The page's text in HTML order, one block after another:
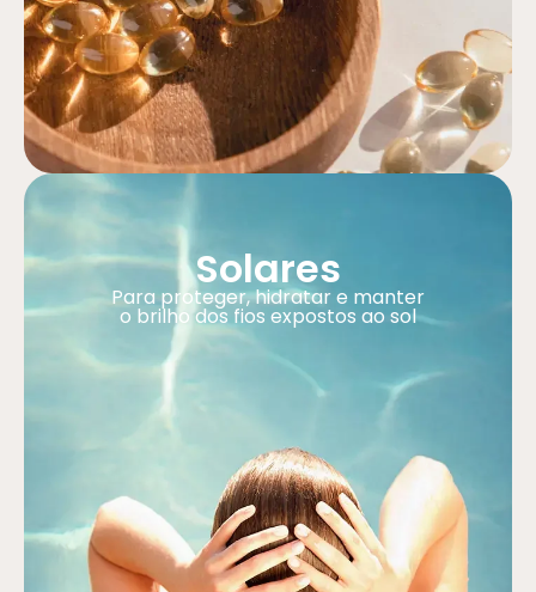
Solares
Para proteger, hidratar e manter
o brilho dos fios expostos ao sol